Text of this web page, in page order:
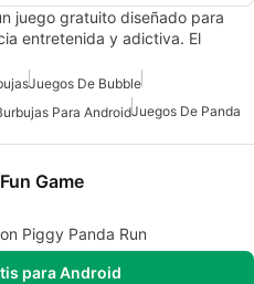
juego gratuito diseñado para
entretenida y adictiva. El
Juegos De Bubble
Para AndroidJuegos De Panda
Game
Piggy Panda Run
para Android